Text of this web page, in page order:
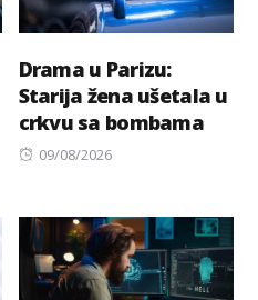
Drama u Parizu:
Starija žena ušetala u
crkvu sa bombama
Posted
09/08/2026